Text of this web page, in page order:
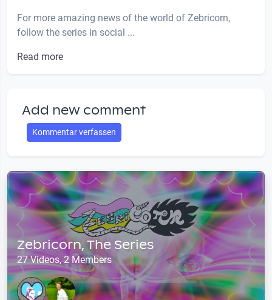
For more amazing news of the world of Zebricorn,
follow the series in social ...
Read more
Add new comment
Kommentar verfassen
Zebricorn, The Series
27 Videos, 2 Members